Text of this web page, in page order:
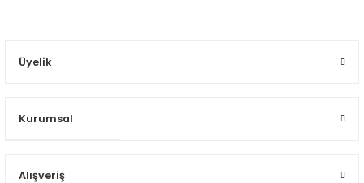
Üyelik
Kurumsal
Alışveriş